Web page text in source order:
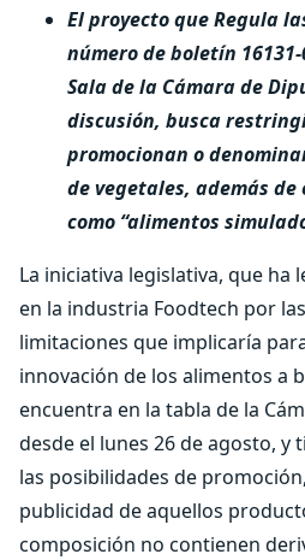
El proyecto que Regula
número de boletín
Sala de la Cámara de
discusión, busca
promocionan o
de vegetales, además
como “alimentos
La iniciativa legislativa, que ha
en la industria Foodtech por
limitaciones que implicaría
innovación de los alimentos a
encuentra en la tabla de la
desde el lunes 26 de agosto,
las posibilidades de
publicidad de aquellos
composición no contienen